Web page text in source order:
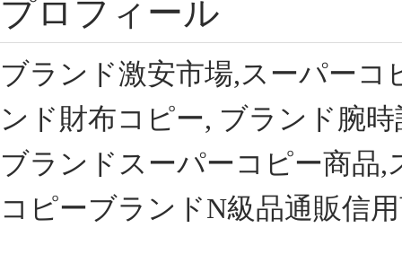
プロフィール
ブランド激安市場,スーパー
ンド財布コピー, ブランド腕
ブランドスーパーコピー商品
コピーブランドN級品通販信